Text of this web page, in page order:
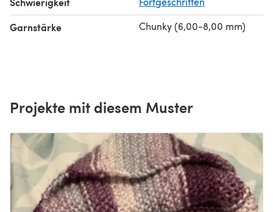
Garnstärke Chunky (6,00-8,00 mm)
Projekte mit diesem Muster